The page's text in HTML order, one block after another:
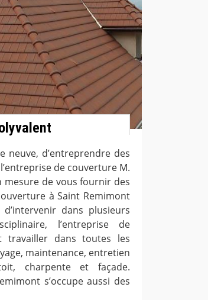
neuve, d’entreprendre des
de couverture M.
mesure de vous fournir des
à Saint Remimont
dans plusieurs
l’entreprise de
travailler dans toutes les
maintenance, entretien
charpente et façade.
s’occupe aussi des